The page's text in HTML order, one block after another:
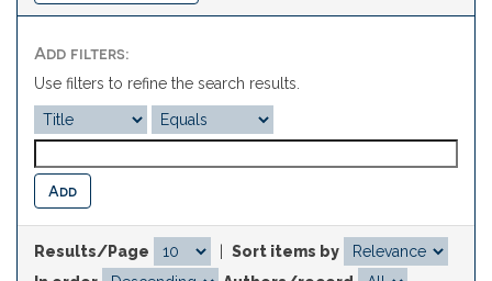
Add filters:
Use filters to refine the search results.
Results/Page
Sort items by